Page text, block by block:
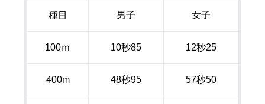
種目 男子 女子
100ｍ 10秒85 12秒25
400m 48秒95 57秒50